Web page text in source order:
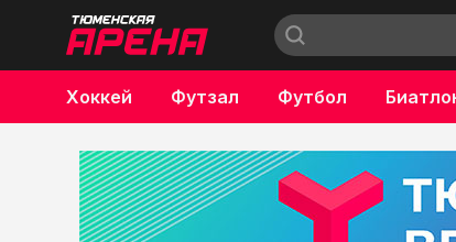
Хоккей Футзал Футбол
Бокс